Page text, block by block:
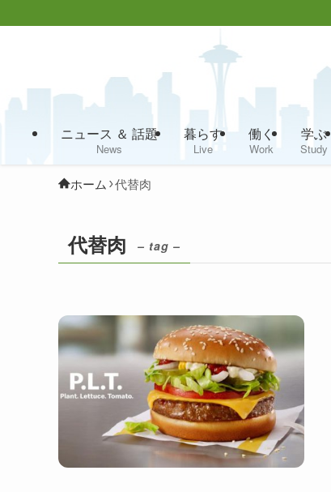
ニュース ＆ 話題
News
暮らす
Live
働く
Work
学ぶ
Study
ホーム 代替肉
代替肉 – tag –